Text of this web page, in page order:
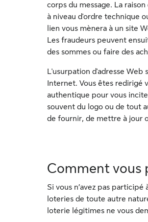
corps du message. La
à niveau d'ordre technique
lien vous mènera à un site
Les fraudeurs peuvent
des sommes ou faire des
L'usurpation d'adresse Web
Internet. Vous êtes redirigé
authentique pour vous
souvent du logo ou de tout
de fournir, de mettre à jour
Comment vous
Si vous n’avez pas
loteries de toute autre
loterie légitimes ne vous